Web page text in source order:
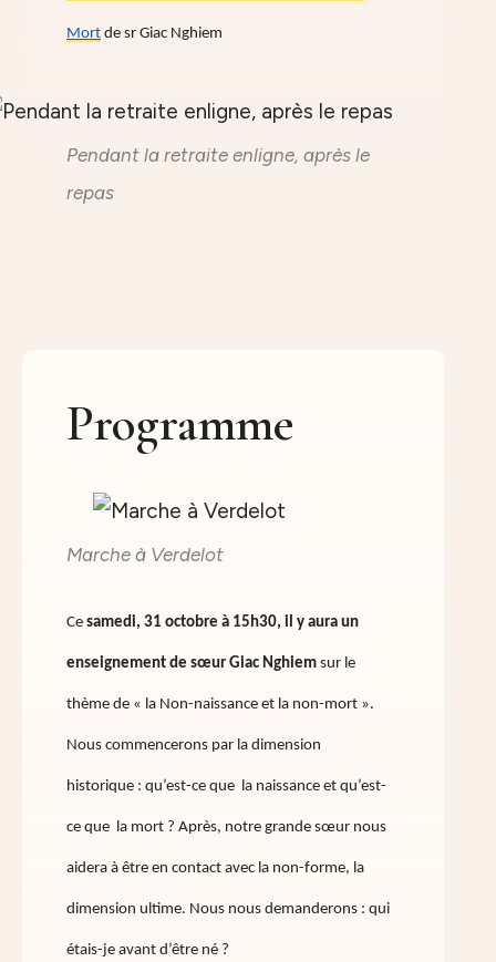
Mort de sr Giac Nghiem
Pendant la retraite enligne, après le
repas
Programme
Marche à Verdelot
Ce samedi, 31 octobre à 15h30, il y aura un
enseignement de sœur Giac Nghiem sur le
thème de « la Non-naissance et la non-mort ».
Nous commencerons par la dimension
historique : qu’est-ce que la naissance et qu’est-
ce que la mort ? Après, notre grande sœur nous
aidera à être en contact avec la non-forme, la
dimension ultime. Nous nous demanderons : qui
étais-je avant d’être né ?